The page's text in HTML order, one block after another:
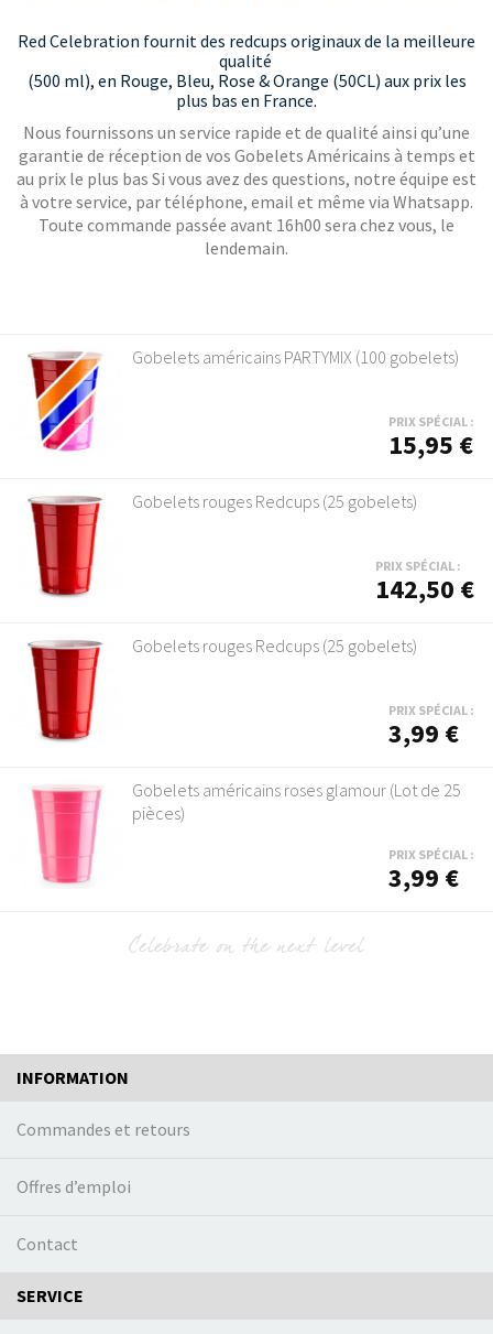
Red Celebration fournit des redcups originaux de la meilleure
qualité
(500 ml), en Rouge, Bleu, Rose & Orange (50CL) aux prix les
plus bas en France.
Nous fournissons un service rapide et de qualité ainsi qu’une
garantie de réception de vos Gobelets Américains à temps et
au prix le plus bas Si vous avez des questions, notre équipe est
à votre service, par téléphone, email et même via Whatsapp.
Toute commande passée avant 16h00 sera chez vous, le
lendemain.
Gobelets américains PARTYMIX (100 gobelets)
PRIX SPÉCIAL :
15,95 €
Gobelets rouges Redcups (25 gobelets)
PRIX SPÉCIAL :
142,50 €
Gobelets rouges Redcups (25 gobelets)
PRIX SPÉCIAL :
3,99 €
Gobelets américains roses glamour (Lot de 25
pièces)
PRIX SPÉCIAL :
3,99 €
INFORMATION
Commandes et retours
Offres d’emploi
Contact
SERVICE